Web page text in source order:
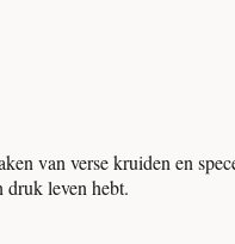
van verse kruiden en
druk leven hebt.